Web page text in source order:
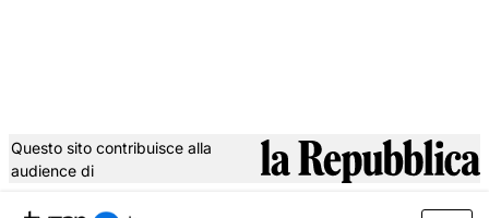
Questo sito contribuisce alla
audience di